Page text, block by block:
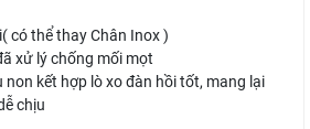
có thể thay Chân Inox )
xử lý chống mối mọt
non kết hợp lò xo đàn hồi tốt, mang lại
chịu